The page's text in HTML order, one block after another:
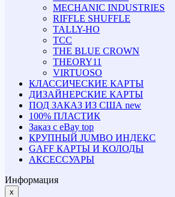
MECHANIC INDUSTRIES
RIFFLE SHUFFLE
TALLY-HO
TCC
THE BLUE CROWN
THEORY11
VIRTUOSO
КЛАССИЧЕСКИЕ КАРТЫ
ДИЗАЙНЕРСКИЕ КАРТЫ
ПОД ЗАКАЗ ИЗ США new
100% ПЛАСТИК
Заказ с eBay top
КРУПНЫЙ JUMBO ИНДЕКС
GAFF КАРТЫ И КОЛОДЫ
АКСЕССУАРЫ
Информация
x